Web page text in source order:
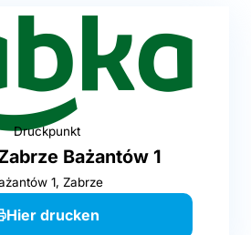
Druckpunkt
Bażantów 1
1, Zabrze
Hier drucken